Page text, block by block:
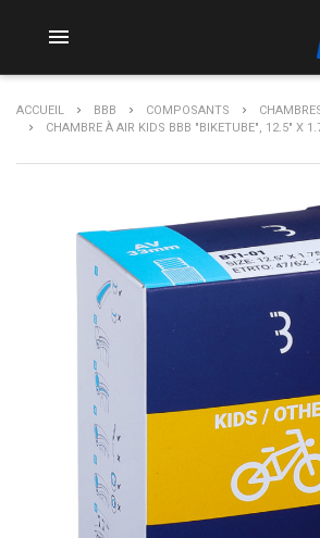

ACCUEIL BBB COMPOSANTS
CHAMBRE À AIR KIDS BBB "BIKETUBE", 12.5" X